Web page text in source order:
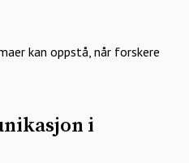
kan oppstå, når forskere
i